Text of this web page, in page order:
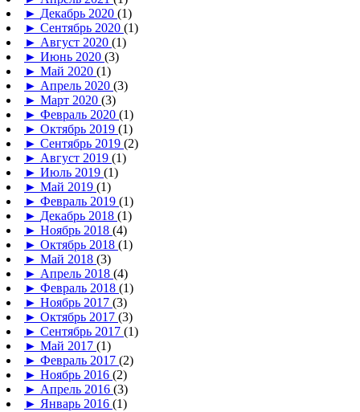
► Декабрь 2020 (1)
► Сентябрь 2020 (1)
► Август 2020 (1)
► Июнь 2020 (3)
► Май 2020 (1)
► Апрель 2020 (3)
► Март 2020 (3)
► Февраль 2020 (1)
► Октябрь 2019 (1)
► Сентябрь 2019 (2)
► Август 2019 (1)
► Июль 2019 (1)
► Май 2019 (1)
► Февраль 2019 (1)
► Декабрь 2018 (1)
► Ноябрь 2018 (4)
► Октябрь 2018 (1)
► Май 2018 (3)
► Апрель 2018 (4)
► Февраль 2018 (1)
► Ноябрь 2017 (3)
► Октябрь 2017 (3)
► Сентябрь 2017 (1)
► Май 2017 (1)
► Февраль 2017 (2)
► Ноябрь 2016 (2)
► Апрель 2016 (3)
► Январь 2016 (1)